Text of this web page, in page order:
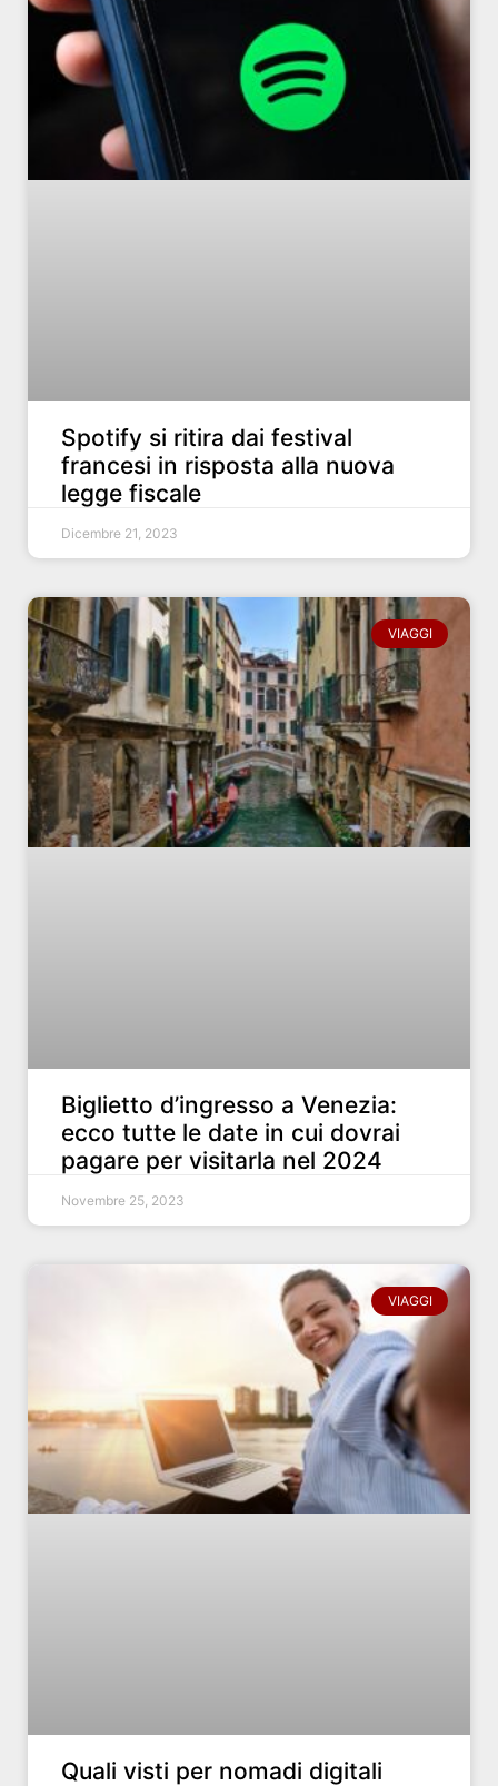
Spotify si ritira dai festival
francesi in risposta alla nuova
legge fiscale
Dicembre 21, 2023
VIAGGI
Biglietto d’ingresso a Venezia:
ecco tutte le date in cui dovrai
pagare per visitarla nel 2024
Novembre 25, 2023
VIAGGI
Quali visti per nomadi digitali